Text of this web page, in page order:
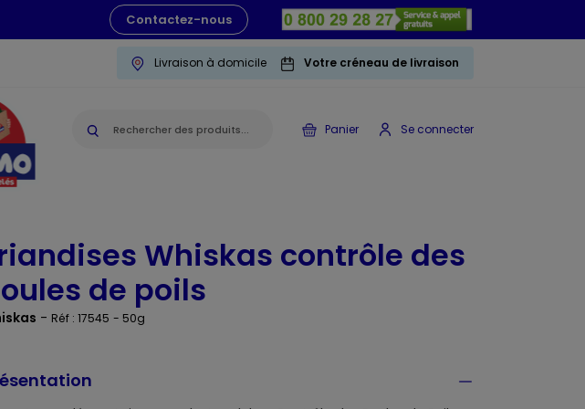
Contactez-nous
Livraison à domicile Votre créneau de livraison
Panier Se connecter
Whiskas contrôle des
de poils
- Réf : 17545 - 50g